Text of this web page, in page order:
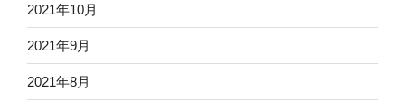
2021年10月
2021年9月
2021年8月